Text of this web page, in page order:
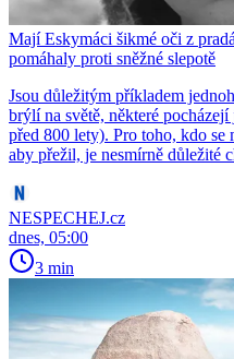
Mají Eskymáci šikmé oči z
pomáhaly proti sněžné slepotě
Jsou důležitým příkladem
brýlí na světě, některé
před 800 lety). Pro toho, kdo se
aby přežil, je nesmírně důležité
NESPECHEJ.cz
dnes, 05:00
3 min